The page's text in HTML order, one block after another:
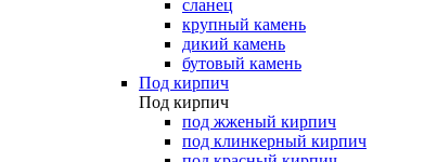
сланец
крупный камень
дикий камень
бутовый камень
Под кирпич
Под кирпич
под жженый кирпич
под клинкерный кирпич